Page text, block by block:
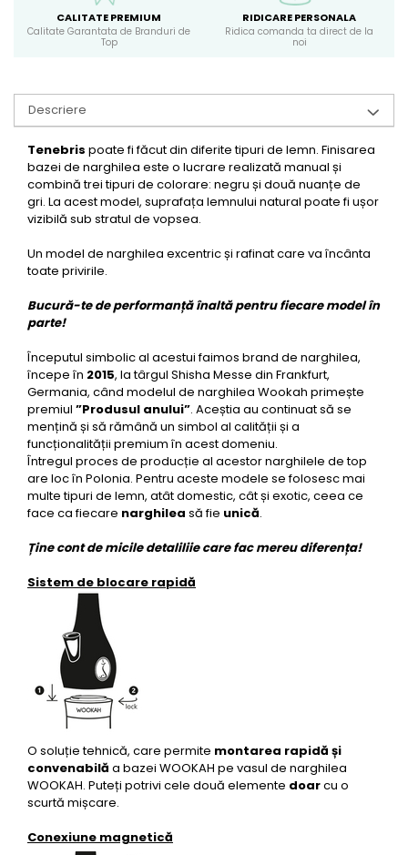
CALITATE PREMIUM
Calitate Garantata de Branduri de
Top
RIDICARE PERSONALA
Ridica comanda ta direct de la
noi
Descriere
Tenebris poate fi făcut din diferite tipuri de lemn. Finisarea
bazei de narghilea este o lucrare realizată manual și
combină trei tipuri de colorare: negru și două nuanțe de
gri. La acest model, suprafața lemnului natural poate fi ușor
vizibilă sub stratul de vopsea.
Un model de narghilea excentric și rafinat care va încânta
toate privirile.
Bucură-te de performanță înaltă pentru fiecare model în
parte!
Începutul simbolic al acestui faimos brand de narghilea,
începe în 2015, la târgul Shisha Messe din Frankfurt,
Germania, când modelul de narghilea Wookah primește
premiul ”Produsul anului”. Aceștia au continuat să se
mențină și să rămână un simbol al calității și a
funcționalității premium în acest domeniu.
Întregul proces de producție al acestor narghilele de top
are loc în Polonia. Pentru aceste modele se folosesc mai
multe tipuri de lemn, atât domestic, cât și exotic, ceea ce
face ca fiecare narghilea să fie unică.
Ține cont de micile detaliliie care fac mereu diferența!
Sistem de blocare rapidă
O soluție tehnică, care permite montarea rapidă și
convenabilă a bazei WOOKAH pe vasul de narghilea
WOOKAH. Puteți potrivi cele două elemente doarcu o
scurtă mișcare.
Conexiune magnetică